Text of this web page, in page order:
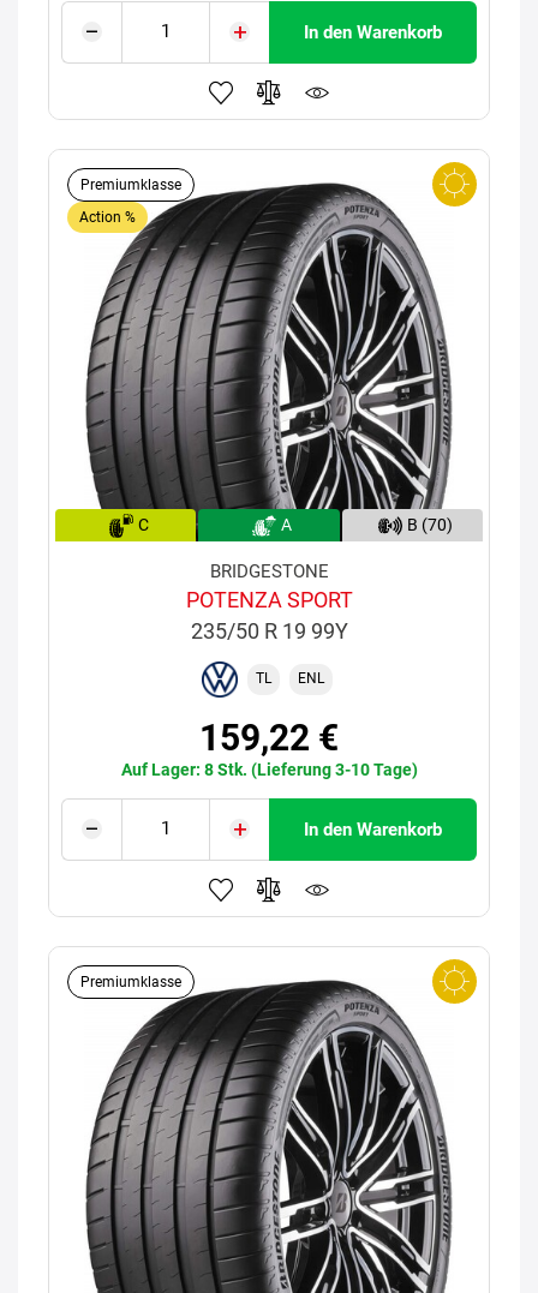
In den Warenkorb
Premiumklasse
Action %
C A B (70)
BRIDGESTONE
POTENZA SPORT
235/50 R 19 99Y
TL ENL
159,22 €
Auf Lager: 8 Stk. (Lieferung 3-10 Tage)
In den Warenkorb
Premiumklasse